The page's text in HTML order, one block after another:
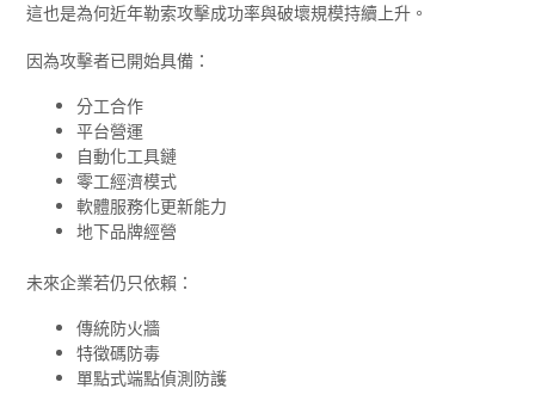
這也是為何近年勒索攻擊成功率與破壞規模持續上升。
因為攻擊者已開始具備：
分工合作
平台營運
自動化工具鏈
零工經濟模式
軟體服務化更新能力
地下品牌經營
未來企業若仍只依賴：
傳統防火牆
特徵碼防毒
單點式端點偵測防護